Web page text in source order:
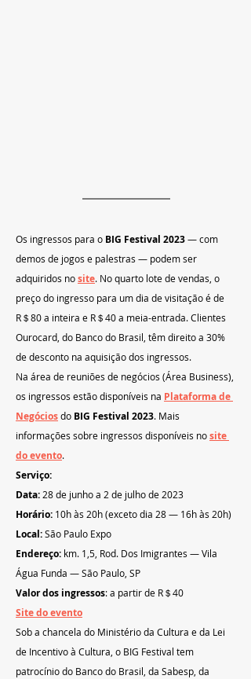
Os ingressos para o BIG Festival 2023 — com
demos de jogos e palestras — podem ser
adquiridos nosite. No quarto lote de vendas, o
preço do ingresso para um dia de visitação é de
R＄80 a inteira e R＄40 a meia-entrada. Clientes
Ourocard, do Banco do Brasil, têm direito a 30%
de desconto na aquisição dos ingressos.
Na área de reuniões de negócios (Área Business),
os ingressos estão disponíveis na Plataforma de
Negóciosdo BIG Festival 2023. Mais
informações sobre ingressos disponíveis nosite
do evento.
Serviço:
Data: 28 de junho a 2 de julho de 2023
Horário: 10h às 20h (exceto dia 28 — 16h às 20h)
Local: São Paulo Expo
Endereço: km. 1,5, Rod. Dos Imigrantes — Vila
Água Funda — São Paulo, SP
Valor dos ingressos: a partir de R＄40
Site do evento
Sob a chancela do Ministério da Cultura e da Lei
de Incentivo à Cultura, o BIG Festival tem
patrocínio do Banco do Brasil, da Sabesp, da